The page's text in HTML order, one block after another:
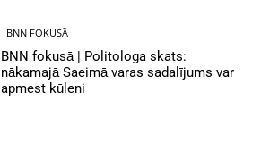
BNN FOKUSĀ
BNN fokusā | Politologa skats:
nākamajā Saeimā varas sadalījums var
apmest kūleni